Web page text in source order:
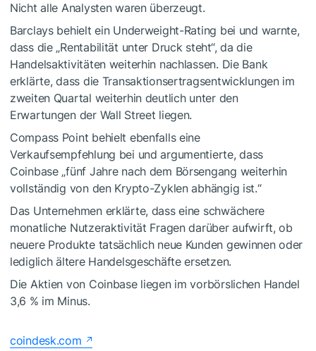
Nicht alle Analysten waren überzeugt.
Barclays behielt ein Underweight-Rating bei und warnte,
dass die „Rentabilität unter Druck steht“, da die
Handelsaktivitäten weiterhin nachlassen. Die Bank
erklärte, dass die Transaktionsertragsentwicklungen im
zweiten Quartal weiterhin deutlich unter den
Erwartungen der Wall Street liegen.
Compass Point behielt ebenfalls eine
Verkaufsempfehlung bei und argumentierte, dass
Coinbase „fünf Jahre nach dem Börsengang weiterhin
vollständig von den Krypto-Zyklen abhängig ist.“
Das Unternehmen erklärte, dass eine schwächere
monatliche Nutzeraktivität Fragen darüber aufwirft, ob
neuere Produkte tatsächlich neue Kunden gewinnen oder
lediglich ältere Handelsgeschäfte ersetzen.
Die Aktien von Coinbase liegen im vorbörslichen Handel
3,6 % im Minus.
coindesk.com